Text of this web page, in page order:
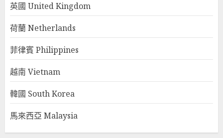
英國 United Kingdom
荷蘭 Netherlands
菲律賓 Philippines
越南 Vietnam
韓國 South Korea
馬來西亞 Malaysia